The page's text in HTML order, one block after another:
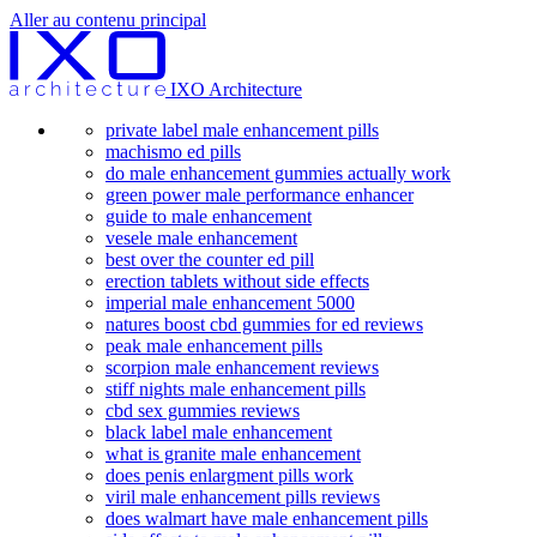
Aller au contenu principal
IXO Architecture
private label male enhancement pills
machismo ed pills
do male enhancement gummies actually work
green power male performance enhancer
guide to male enhancement
vesele male enhancement
best over the counter ed pill
erection tablets without side effects
imperial male enhancement 5000
natures boost cbd gummies for ed reviews
peak male enhancement pills
scorpion male enhancement reviews
stiff nights male enhancement pills
cbd sex gummies reviews
black label male enhancement
what is granite male enhancement
does penis enlargment pills work
viril male enhancement pills reviews
does walmart have male enhancement pills